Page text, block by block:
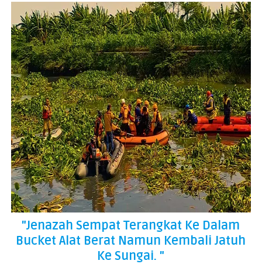
"Jenazah Sempat Terangkat Ke Dalam
Bucket Alat Berat Namun Kembali Jatuh
Ke Sungai. "